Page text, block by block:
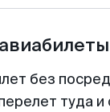
без
туда